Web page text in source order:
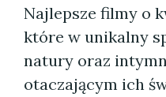
Najlepsze filmy o
które w unikalny
natury oraz
otaczającym ich